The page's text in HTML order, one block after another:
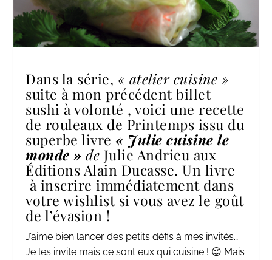
Dans la série, « atelier cuisine »
suite à mon précédent billet
sushi à volonté , voici une recette
de rouleaux de Printemps issu du
superbe livre « Julie cuisine le
monde » de Julie Andrieu aux
Éditions Alain Ducasse. Un livre
à inscrire immédiatement dans
votre wishlist si vous avez le goût
de l’évasion !
J’aime bien lancer des petits défis à mes invités…
Je les invite mais ce sont eux qui cuisine ! 😉 Mais